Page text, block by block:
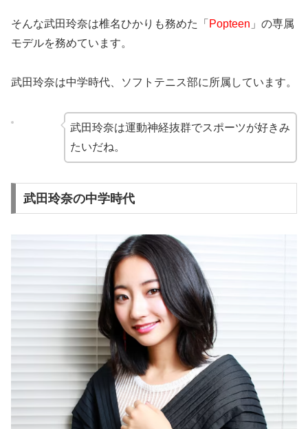
そんな武田玲奈は椎名ひかりも務めた「 Popteen 」の専属
モデルを務めています。
武田玲奈は中学時代、ソフトテニス部に所属しています。
武田玲奈は運動神経抜群でスポーツが好きみ
たいだね。
武田玲奈の中学時代